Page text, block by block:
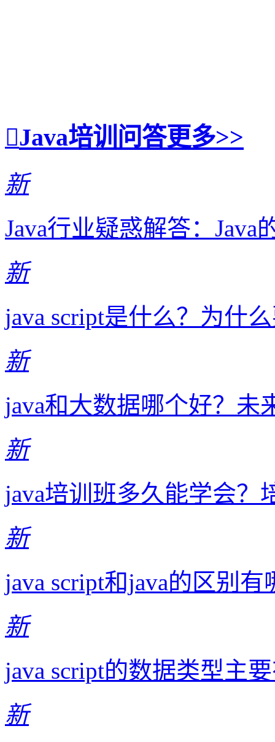
Java培训问答更多>>
新
Java行业疑惑解答：
新
java script是什么？为什
新
java和大数据哪个好？未
新
java培训班多久能学会？
新
java script和java的区别
新
java script的数据类型主
新